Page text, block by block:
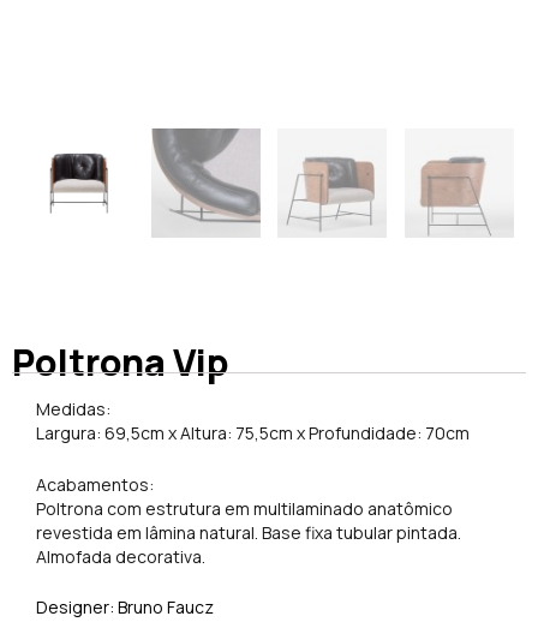
Poltrona Vip
Medidas:
Largura: 69,5cm x Altura: 75,5cm x Profundidade: 70cm
Acabamentos:
Poltrona com estrutura em multilaminado anatômico
revestida em lâmina natural. Base fixa tubular pintada.
Almofada decorativa.
Designer: Bruno Faucz